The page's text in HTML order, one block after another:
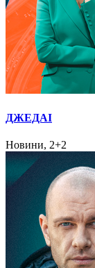
ДЖЕДАІ
Новини, 2+2